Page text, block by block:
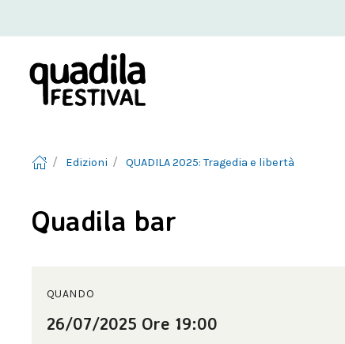
Edizioni QUADILA 2025: Tragedia e libertà
Quadila bar
QUANDO
26/07/2025 Ore 19:00